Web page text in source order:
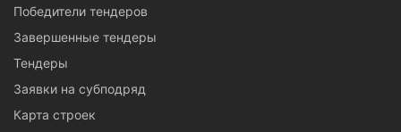
Победители тендеров
Завершенные тендеры
Тендеры
Заявки на субподряд
Карта строек